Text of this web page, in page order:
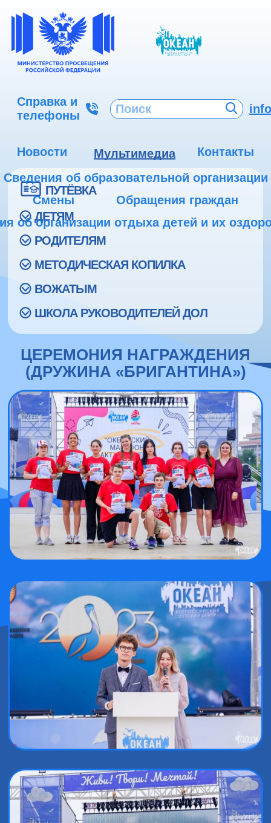
Справка и
телефоны
Новости Мультимедиа
Контакты
Сведения об образовательной организации
Смены
Обращения граждан
об организации отдыха детей и их
ПУТЁВКА
ДЕТЯМ
РОДИТЕЛЯМ
МЕТОДИЧЕСКАЯ КОПИЛКА
ВОЖАТЫМ
ШКОЛА РУКОВОДИТЕЛЕЙ ДОЛ
ЦЕРЕМОНИЯ НАГРАЖДЕНИЯ
(ДРУЖИНА «БРИГАНТИНА»)